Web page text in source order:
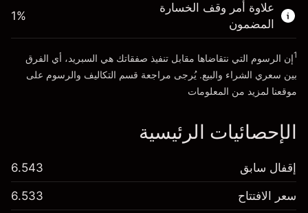
الذهاب إلى المنصة
الذهاب إلى المنصة
علاوة أمر وقف الخسارة
المضمون
1%
1إن الرسوم التي نتقاضاها مقابل تنفيذ صفقاتك هي السبريد، أي الفرق
بين سعري الشراء والبيع. يُرجى مراجعة قسم التكاليف والرسوم على
موقعنا لمزيد من المعلومات
الإحصائيات الرئيسية
إقفال سابق 6.543
سعر الافتتاح 6.533